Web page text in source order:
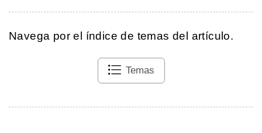
Navega por el índice de temas del artículo.
Temas